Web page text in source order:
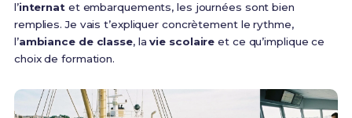
l’internat et embarquements, les journées sont bien
remplies. Je vais t’expliquer concrètement le rythme,
l’ambiance de classe, lavie scolaire et ce qu’implique ce
choix de formation.